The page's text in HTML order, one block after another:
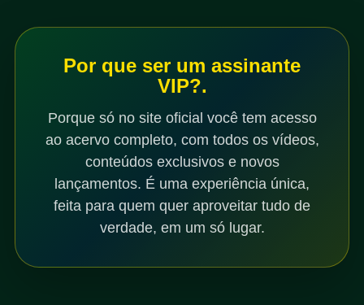
Por que ser um assinante
VIP?.
Porque só no site oficial você tem acesso
ao acervo completo, com todos os vídeos,
conteúdos exclusivos e novos
lançamentos. É uma experiência única,
feita para quem quer aproveitar tudo de
verdade, em um só lugar.